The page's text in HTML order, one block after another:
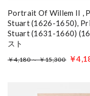
Portrait Of Willem II ,
Stuart (1626-1650),
Stuart (1631-1660)
スト
￥4,180 ～ ￥15,300 ￥